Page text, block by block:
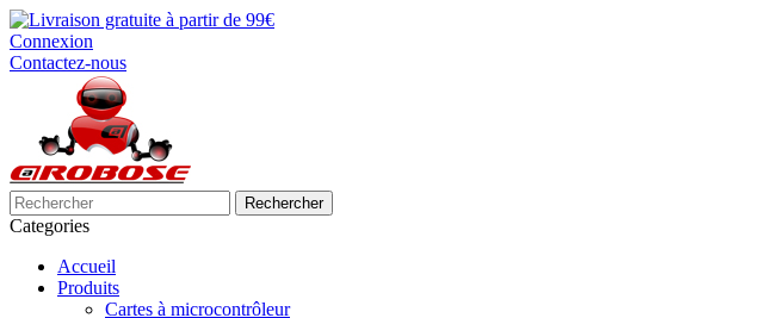
Connexion
Contactez-nous
Rechercher
Categories
Accueil
Produits
Cartes à microcontrôleur